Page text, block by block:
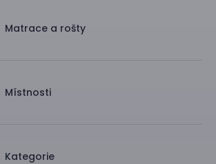
Matrace a rošty
Místnosti
Kategorie